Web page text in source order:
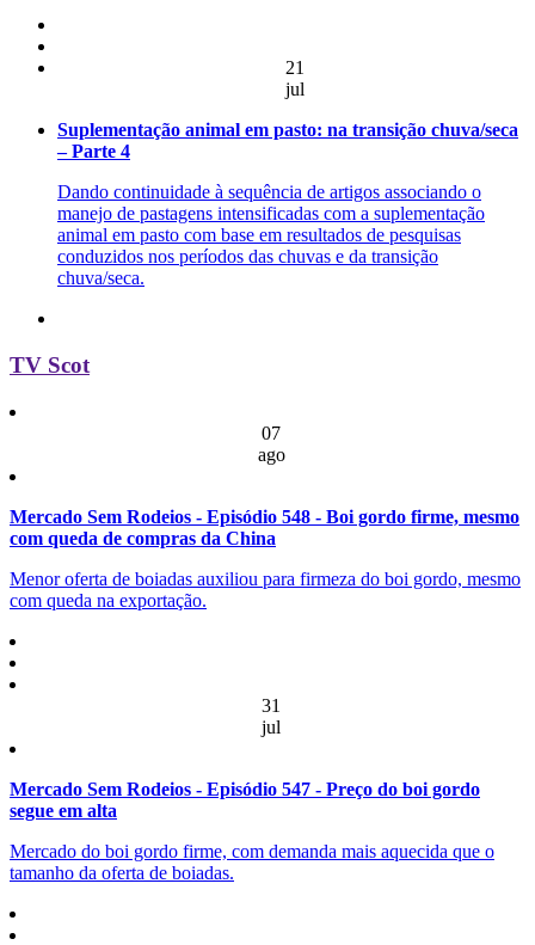
21
jul
Suplementação animal em pasto: na transição chuva/seca
– Parte 4
Dando continuidade à sequência de artigos associando o
manejo de pastagens intensificadas com a suplementação
animal em pasto com base em resultados de pesquisas
conduzidos nos períodos das chuvas e da transição
chuva/seca.
TV Scot
07
ago
Mercado Sem Rodeios - Episódio 548 - Boi gordo firme, mesmo
com queda de compras da China
Menor oferta de boiadas auxiliou para firmeza do boi gordo, mesmo
com queda na exportação.
31
jul
Mercado Sem Rodeios - Episódio 547 - Preço do boi gordo
segue em alta
Mercado do boi gordo firme, com demanda mais aquecida que o
tamanho da oferta de boiadas.